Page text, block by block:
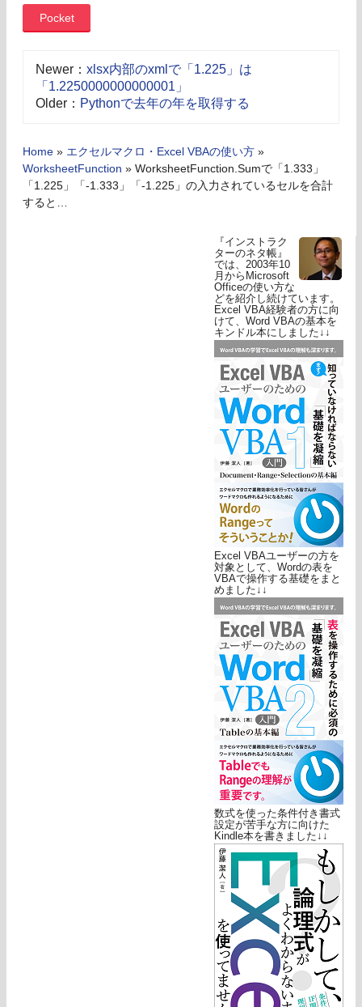
Pocket
Newer： xlsx内部のxmlで「1.225」は
「1.2250000000000001」
Older： Pythonで去年の年を取得する
Home » エクセルマクロ・Excel VBAの使い方 »
WorksheetFunction » WorksheetFunction.Sumで「1.333」
「1.225」「-1.333」「-1.225」の入力されているセルを合計
すると…
『インストラク
ターのネタ帳』
では、2003年10
月からMicrosoft
Officeの使い方な
どを紹介し続けています。
Excel VBA経験者の方に向
けて、Word VBAの基本を
キンドル本にしました↓↓
Excel VBAユーザーの方を
対象として、Wordの表を
VBAで操作する基礎をまと
めました↓↓
数式を使った条件付き書式
設定が苦手な方に向けた
Kindle本を書きました↓↓